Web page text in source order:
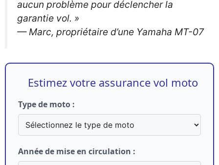
aucun problème pour déclencher la
garantie vol. »
— Marc, propriétaire d’une Yamaha MT-07
Estimez votre assurance vol moto
Type de moto :
Année de mise en circulation :